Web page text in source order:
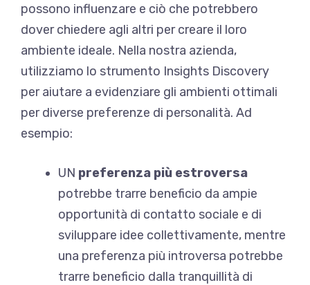
possono influenzare e ciò che potrebbero
dover chiedere agli altri per creare il loro
ambiente ideale. Nella nostra azienda,
utilizziamo lo strumento Insights Discovery
per aiutare a evidenziare gli ambienti ottimali
per diverse preferenze di personalità. Ad
esempio:
UN preferenza più estroversa
potrebbe trarre beneficio da ampie
opportunità di contatto sociale e di
sviluppare idee collettivamente, mentre
una preferenza più introversa potrebbe
trarre beneficio dalla tranquillità di